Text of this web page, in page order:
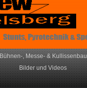
Bühnen-, Messe- & Kullissenbau
Bilder und Videos